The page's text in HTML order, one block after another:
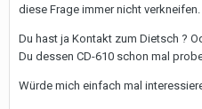
diese Frage immer nicht verkneifen.
Du hast ja Kontakt zum Dietsch ?
Du dessen CD-610 schon mal
Würde mich einfach mal